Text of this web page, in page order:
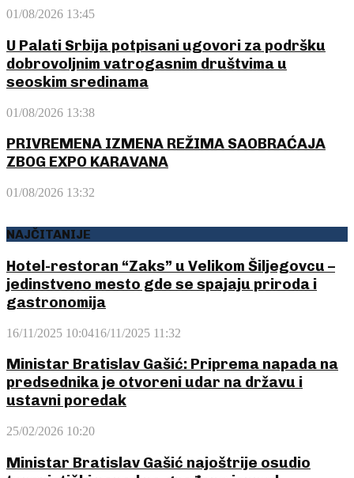
01/08/2026 13:45
U Palati Srbija potpisani ugovori za podršku
dobrovoljnim vatrogasnim društvima u
seoskim sredinama
01/08/2026 13:38
PRIVREMENA IZMENA REŽIMA SAOBRAĆAJA
ZBOG EXPO KARAVANA
01/08/2026 13:32
NAJČITANIJE
Hotel-restoran “Zaks” u Velikom Šiljegovcu –
jedinstveno mesto gde se spajaju priroda i
gastronomija
16/11/2025 10:0416/11/2025 11:32
Ministar Bratislav Gašić: Priprema napada na
predsednika je otvoreni udar na državu i
ustavni poredak
25/02/2026 10:20
Ministar Bratislav Gašić najoštrije osudio